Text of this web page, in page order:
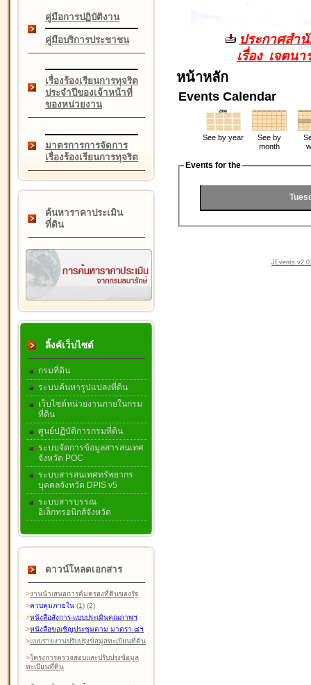
คู่มือการปฏิบัติงาน
คู่มือบริการประชาชน
เรื่องร้องเรียนการทุจริต
ประจำปีของเจ้าหน้าที่
ของหน่วยงาน
มาตรการการจัดการ
เรื่องร้องเรียนการทุจริต
ค้นหาราคาประเมิน
ที่ดิน
ลิ้งค์เว็บไซต์
กรมที่ดิน
ระบบค้นหารูปแปลงที่ดิน
เว็บไซต์หน่วยงานภายในกรม
ที่ดิน
ศูนย์ปฏิบัติการกรมที่ดิน
ระบบจัดการข้อมูลสารสนเทศ
จังหวัด POC
ระบบสารสนเทศทรัพยากร
บุคคลจังหวัด DPIS v5
ระบบสารบรรณ
อิเล็กทรอนิกส์จังหวัด
ดาวน์โหลดเอกสาร
>งานนำเสนอการคุ้มครองที่ดินของรัฐ
>ควบคุมภายใน (1) (2)
>หนังสือสังการ-แบบประเมินคุณภาพฯ
>หนังสือขอเชิญประชุมตาม มาตรา ๘ฯ
>แบบรายงานปรับปรุงข้อมูลทะเบียนที่ดิน
>โครงการตรวจสอบและปรับปรุงข้อมูล
ทะเบียนที่ดิน
ประกาศสำ
เรื่อง เจตน
หน้าหลัก
Events Calendar
See by year
See by
month
Events for the
JEvents